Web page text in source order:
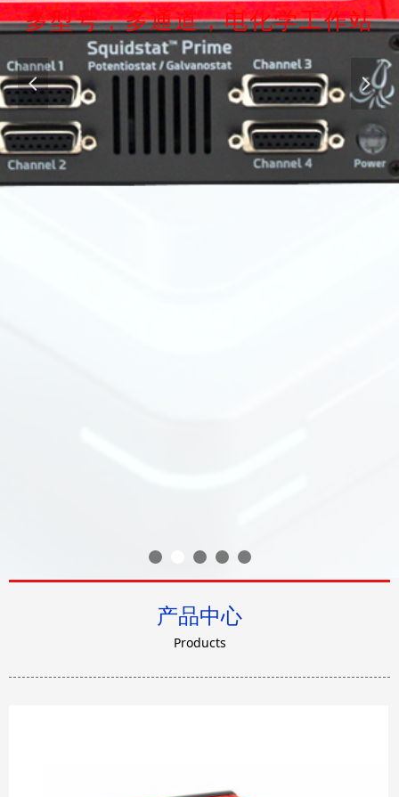
多型号，多通道，电化学工作站
넳 넲
产品中心
Products